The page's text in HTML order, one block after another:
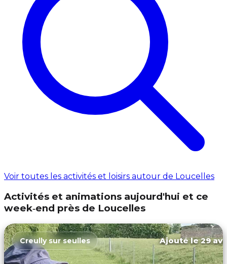
Voir toutes les activités et loisirs autour de Loucelles
Activités et animations aujourd'hui et ce
week‑end près de Loucelles
Creully sur seulles Ajouté le 29